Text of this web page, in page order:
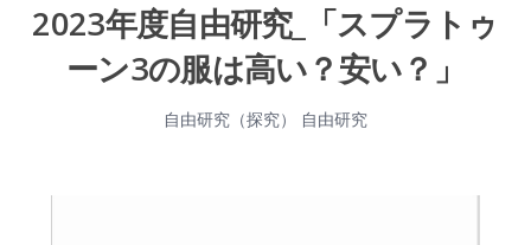
2023年度自由研究_「スプラトゥ
ーン3の服は高い？安い？」
自由研究（探究） 自由研究